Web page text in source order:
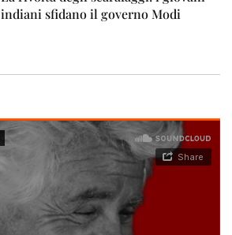
indiani sfidano il governo Modi